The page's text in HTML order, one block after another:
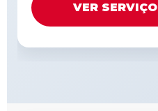
VER SERVIÇO